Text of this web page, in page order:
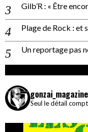
Gilb’R : « Être
Plage de Rock : et
Un reportage pas
gonzai_magazine
Seul le détail